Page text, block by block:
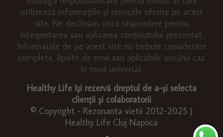
utilizează informațiile și serviciile oferite pe acest
site. Ne declinăm orice răspundere pentru
interpretarea sau aplicarea conținutului prezentat.
Informațiile de pe acest site nu trebuie considerate
complete, lipsite de erori sau aplicabile oricărui caz
în mod universal.
Healthy Life își rezervă dreptul de a-și selecta
clienții și colaboratorii
© Copyright - Rezonanta vietii 2012-2025 |
Healthy Life Cluj Napoca